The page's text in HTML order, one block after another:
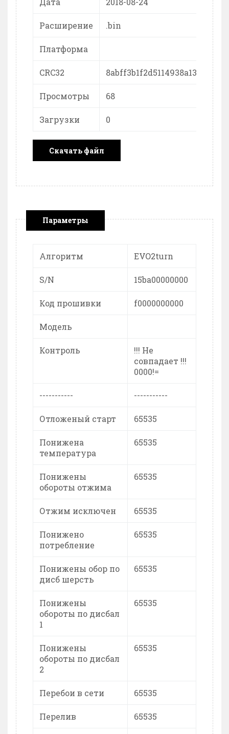
Расширение .bin
Платформа
CRC32
Просмотры 68
Загрузки 0
Скачать файл
Параметры
Алгоритм EVO2turn
S/N 15ba00000000
Код прошивки f0000000000
Модель
Контроль
!!! Не
совпадает !!!
0000!=
----------- -----------
Отложеный старт 65535
Понижена
температура
65535
Понижены
обороты отжима
65535
Отжим исключен 65535
Понижено
потребление
65535
Понижены обор по
дисб шерсть
65535
Понижены
обороты по дисбал
1
65535
Понижены
обороты по дисбал
2
65535
Перебои в сети 65535
Перелив 65535